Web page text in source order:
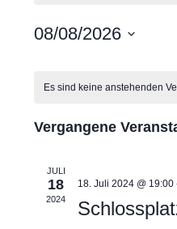
08/08/2026
Kalender
Es sind keine anstehenden
Vergangene
JULI
18
2024
18. Juli 2024 @ 19:00